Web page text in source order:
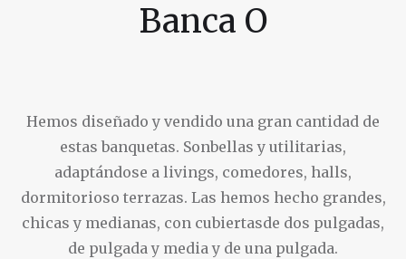
Banca O
Hemos diseñado y vendido una gran cantidad de
estas banquetas. Sonbellas y utilitarias,
adaptándose a livings, comedores, halls,
dormitorioso terrazas. Las hemos hecho grandes,
chicas y medianas, con cubiertasde dos pulgadas,
de pulgada y media y de una pulgada.